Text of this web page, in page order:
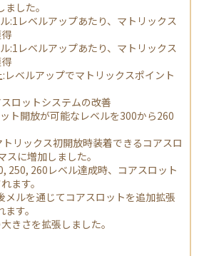
した。
レベルアップあたり、マトリックス
レベルアップあたり、マトリックス
ベルアップでマトリックスポイント
ロットシステムの改善
ト開放が可能なレベルを300から260
リックス初開放時装着できるコアスロ
に増加しました。
250, 260レベル達成時、コアスロット
ます。
を通じてコアスロットを追加拡張
す。
きさを拡張しました。